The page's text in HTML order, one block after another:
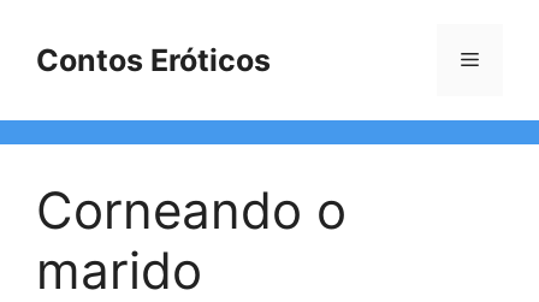
Contos Eróticos Menu
Corneando o
marido